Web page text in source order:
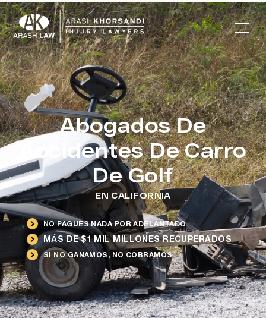
Abogados De
Accidentes De Carro
De Golf
EN CALIFORNIA
NO PAGUES NADA POR ADELANTADO
MÁS DE $1 MIL MILLONES RECUPERADOS
SI NO GANAMOS, NO COBRAMOS